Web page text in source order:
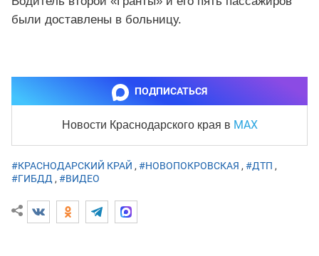
были доставлены в больницу.
ПОДПИСАТЬСЯ
Новости Краснодарского края в MAX
#КРАСНОДАРСКИЙ КРАЙ , #НОВОПОКРОВСКАЯ , #ДТП ,
#ГИБДД, #ВИДЕО